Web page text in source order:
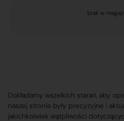
brak w
Dokładamy wszelkich starań, aby
naszej stronie były precyzyjne i
jakichkolwiek wątpliwości